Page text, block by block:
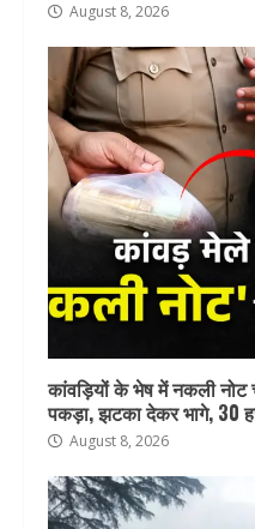
August 8, 2026
कांवड़ियों के भेष में नकली नोट
पकड़ा, झटका देकर भागे, 30
August 8, 2026